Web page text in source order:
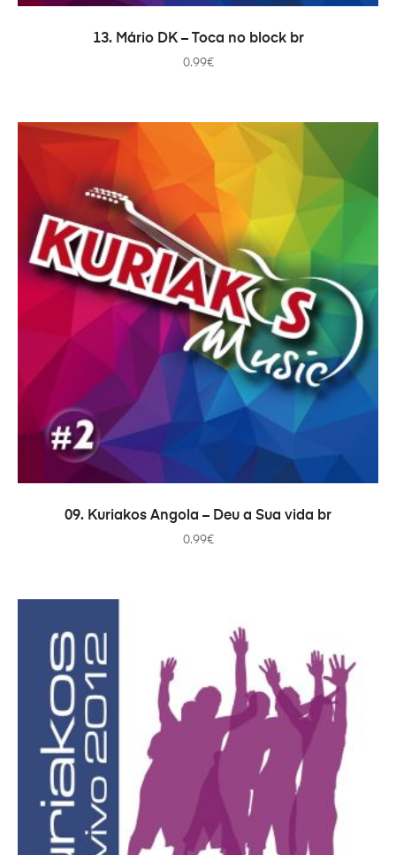
COMPRAR
13. Mário DK – Toca no block br
0.99€
COMPRAR
09. Kuriakos Angola – Deu a Sua vida br
0.99€